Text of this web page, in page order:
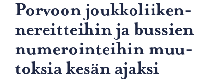
Por­voon jouk­ko­lii­ken­
ne­reit­tei­hin ja bus­sien
nu­me­roin­tei­hin muu­
tok­sia kesän ajak­si